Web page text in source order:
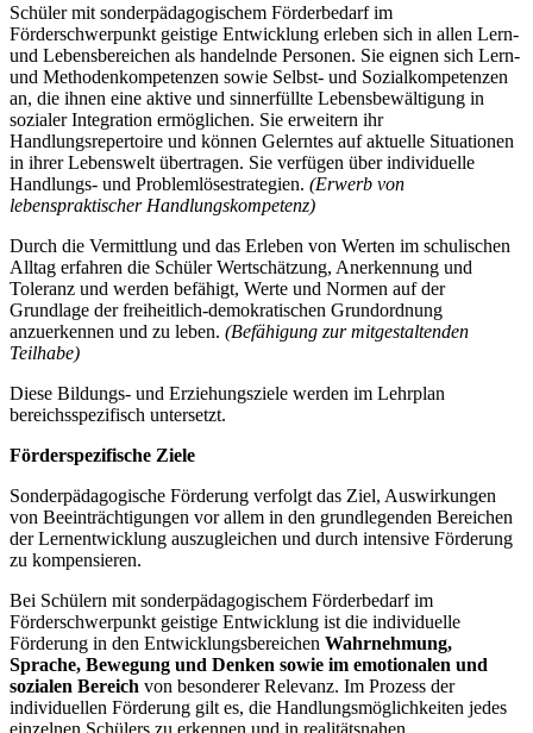
Schüler mit sonderpädagogischem Förderbedarf im
Förderschwerpunkt geistige Entwicklung erleben sich in allen Lern-
und Lebensbereichen als handelnde Personen. Sie eignen sich Lern-
und Methodenkompetenzen sowie Selbst- und Sozialkompetenzen
an, die ihnen eine aktive und sinnerfüllte Lebensbewältigung in
sozialer Integration ermöglichen. Sie erweitern ihr
Handlungsrepertoire und können Gelerntes auf aktuelle Situationen
in ihrer Lebenswelt übertragen. Sie verfügen über individuelle
Handlungs- und Problemlösestrategien. (Erwerb von
lebenspraktischer Handlungskompetenz)
Durch die Vermittlung und das Erleben von Werten im schulischen
Alltag erfahren die Schüler Wertschätzung, Anerkennung und
Toleranz und werden befähigt, Werte und Normen auf der
Grundlage der freiheitlich-demokratischen Grundordnung
anzuerkennen und zu leben. (Befähigung zur mitgestaltenden
Teilhabe)
Diese Bildungs- und Erziehungsziele werden im Lehrplan
bereichsspezifisch untersetzt.
Förderspezifische Ziele
Sonderpädagogische Förderung verfolgt das Ziel, Auswirkungen
von Beeinträchtigungen vor allem in den grundlegenden Bereichen
der Lernentwicklung auszugleichen und durch intensive Förderung
zu kompensieren.
Bei Schülern mit sonderpädagogischem Förderbedarf im
Förderschwerpunkt geistige Entwicklung ist die individuelle
Förderung in den Entwicklungsbereichen Wahrnehmung,
Sprache, Bewegung und Denken sowie im emotionalen und
sozialen Bereich von besonderer Relevanz. Im Prozess der
individuellen Förderung gilt es, die Handlungsmöglichkeiten jedes
einzelnen Schülers zu erkennen und in realitätsnahen